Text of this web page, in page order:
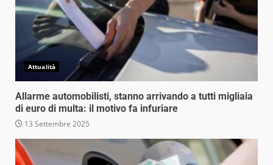
Attualità
Allarme automobilisti, stanno arrivando a tutti migliaia
di euro di multa: il motivo fa infuriare
13 Settembre 2025